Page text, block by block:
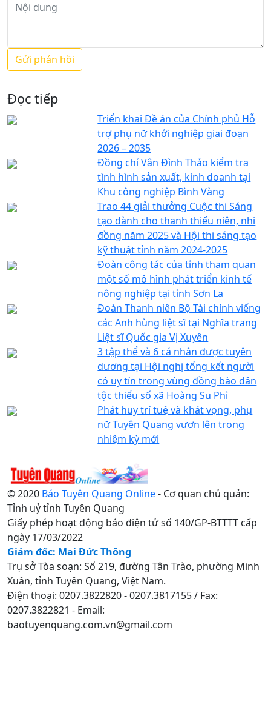
Đọc tiếp
Triển khai Đề án của Chính phủ Hỗ
trợ phụ nữ khởi nghiệp giai đoạn
2026 – 2035
Đồng chí Vân Đình Thảo kiểm tra
tình hình sản xuất, kinh doanh tại
Khu công nghiệp Bình Vàng
Trao 44 giải thưởng Cuộc thi Sáng
tạo dành cho thanh thiếu niên, nhi
đồng năm 2025 và Hội thi sáng tạo
kỹ thuật tỉnh năm 2024-2025
Đoàn công tác của tỉnh tham quan
một số mô hình phát triển kinh tế
nông nghiệp tại tỉnh Sơn La
Đoàn Thanh niên Bộ Tài chính viếng
các Anh hùng liệt sĩ tại Nghĩa trang
Liệt sĩ Quốc gia Vị Xuyên
3 tập thể và 6 cá nhân được tuyên
dương tại Hội nghị tổng kết người
có uy tín trong vùng đồng bào dân
tộc thiểu số xã Hoàng Su Phì
Phát huy trí tuệ và khát vọng, phụ
nữ Tuyên Quang vươn lên trong
nhiệm kỳ mới
© 2020 Báo Tuyên Quang Online- Cơ quan chủ quản:
Tỉnh uỷ tỉnh Tuyên Quang
Giấy phép hoạt động báo điện tử số 140/GP-BTTTT cấp
ngày 17/03/2022
Giám đốc: Mai Đức Thông
Trụ sở Tòa soạn: Số 219, đường Tân Trào, phường Minh
Xuân, tỉnh Tuyên Quang, Việt Nam.
Điện thoại: 0207.3822820 - 0207.3817155 / Fax:
0207.3822821 - Email:
baotuyenquang.com.vn@gmail.com